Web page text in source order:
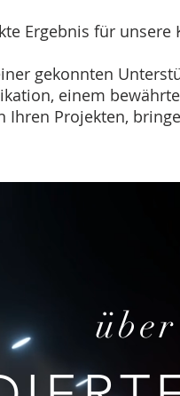
Ergebnis für
gekonnten
einem
Ihren Projekten,